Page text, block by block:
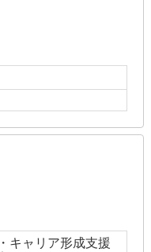
キャリア形成支援